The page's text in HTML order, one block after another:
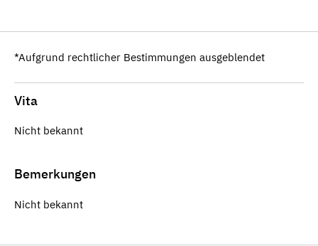
*Aufgrund rechtlicher Bestimmungen ausgeblendet
Vita
Nicht bekannt
Bemerkungen
Nicht bekannt